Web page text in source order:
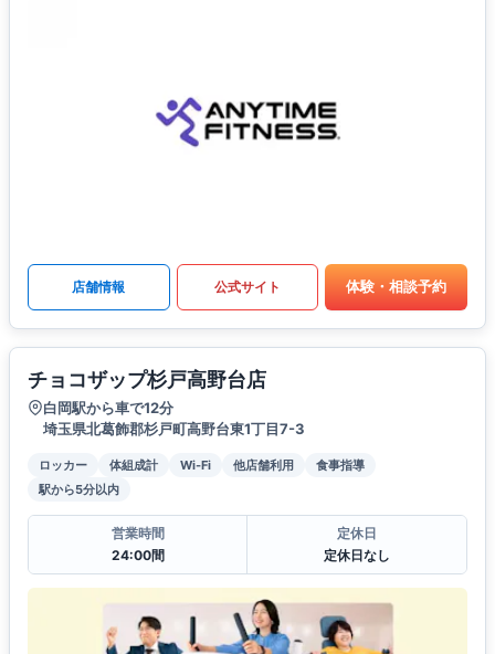
店舗情報 公式サイト 体験・相談予約
チョコザップ杉戸高野台店
白岡駅から車で12分
埼玉県北葛飾郡杉戸町高野台東1丁目7-3
ロッカー 体組成計 Wi-Fi 他店舗利用
食事指導
駅から5分以内
営業時間
24:00間
定休日
定休日なし